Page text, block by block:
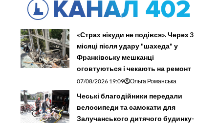
«Страх нікуди не подівся». Через 3
місяці після удару "шахеда" у
Франківську мешканці
оговтуються і чекають на ремонт
07/08/2026 19:09 Ольга Романська
Чеські благодійники передали
велосипеди та самокати для
Залучанського дитячого будинку-